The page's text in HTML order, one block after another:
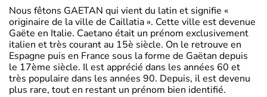
Nous fêtons GAETAN qui vient du latin et signifie «
originaire de la ville de Caillatia ». Cette ville est devenue
Gaëte en Italie. Caetano était un prénom exclusivement
italien et très courant au 15è siècle. On le retrouve en
Espagne puis en France sous la forme de Gaëtan depuis
le 17ème siècle. Il est apprécié dans les années 60 et
très populaire dans les années 90. Depuis, il est devenu
plus rare, tout en restant un prénom bien identifié.